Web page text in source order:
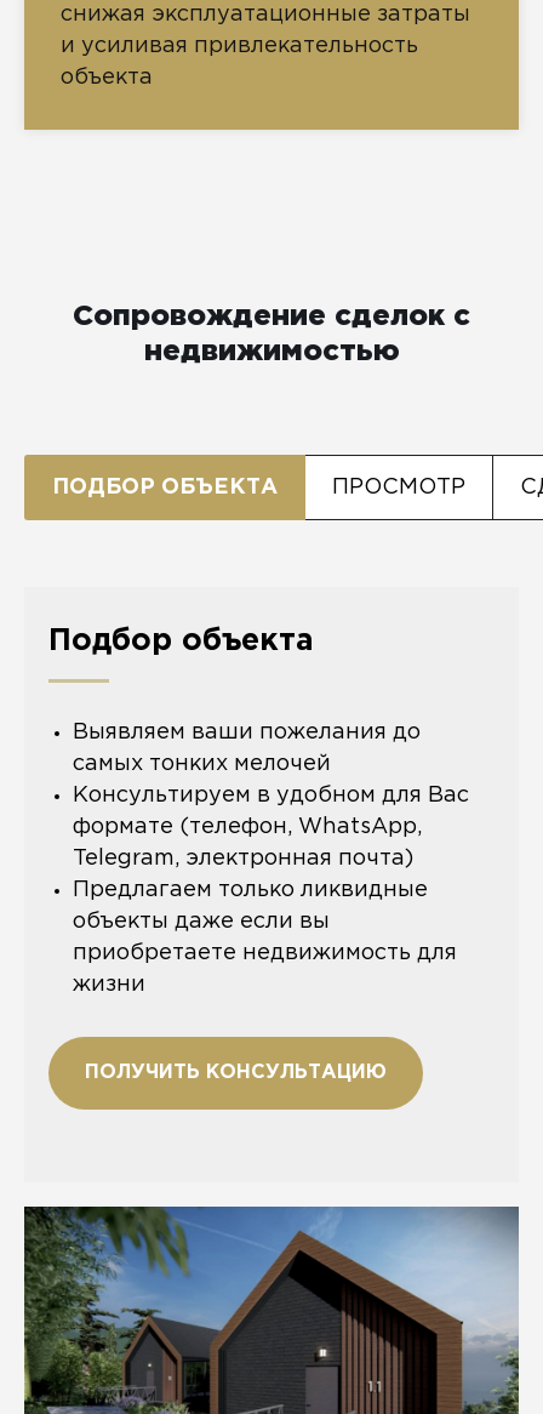
снижая эксплуатационные затраты
и усиливая привлекательность
объекта
Сопровождение сделок с
недвижимостью
ПОДБОР ОБЪЕКТА ПРОСМОТР
Подбор объекта
Выявляем ваши пожелания до
самых тонких мелочей
Консультируем в удобном для Вас
формате (телефон, WhatsApp,
Telegram, электронная почта)
Предлагаем только ликвидные
объекты даже если вы
приобретаете недвижимость для
жизни
ПОЛУЧИТЬ КОНСУЛЬТАЦИЮ